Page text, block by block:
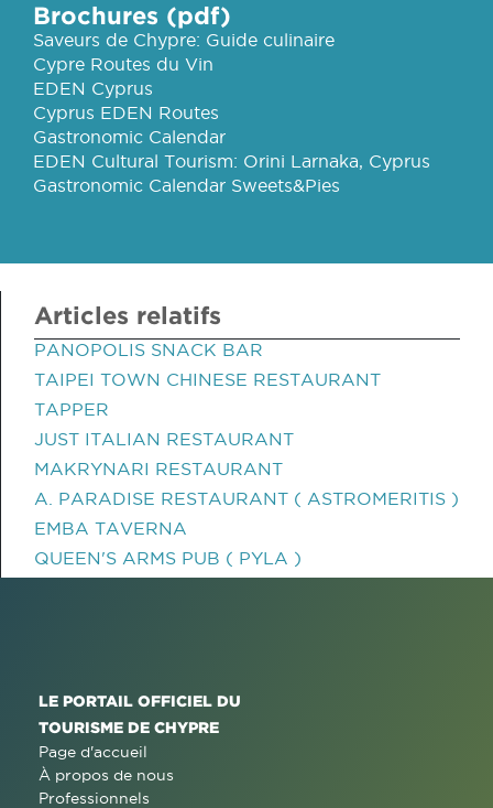
Brochures (pdf)
Saveurs de Chypre: Guide culinaire
Cypre Routes du Vin
EDEN Cyprus
Cyprus EDEN Routes
Gastronomic Calendar
EDEN Cultural Tourism: Orini Larnaka, Cyprus
Gastronomic Calendar Sweets&Pies
Articles relatifs
PANOPOLIS SNACK BAR
TAIPEI TOWN CHINESE RESTAURANT
TAPPER
JUST ITALIAN RESTAURANT
MAKRYNARI RESTAURANT
A. PARADISE RESTAURANT ( ASTROMERITIS )
EMBA TAVERNA
QUEEN'S ARMS PUB ( PYLA )
LE PORTAIL OFFICIEL DU
TOURISME DE CHYPRE
Page d'accueil
À propos de nous
Professionnels